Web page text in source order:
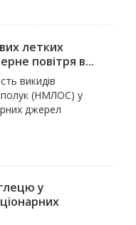
летких
повітря в...
викидів
(НМЛОС) у
джерел
у